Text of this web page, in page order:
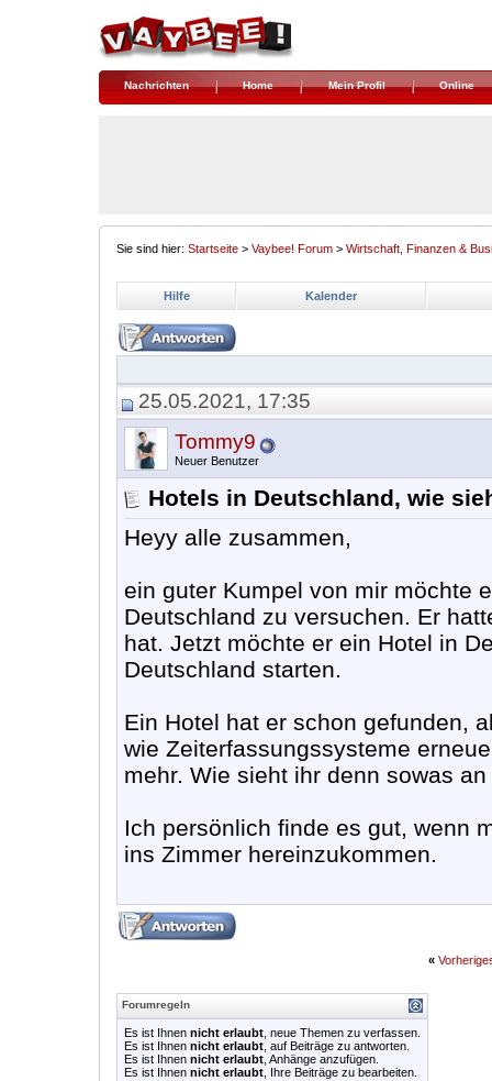
Nachrichten Home Mein Profil Online
Sie sind hier: Startseite > Vaybee! Forum > Wirtschaft, Finanzen &
Hilfe Kalender
25.05.2021, 17:35
Tommy9
Neuer Benutzer
Hotels in Deutschland, wie
Heyy alle zusammen,
ein guter Kumpel von mir möchte
Deutschland zu versuchen. Er
hat. Jetzt möchte er ein Hotel in
Deutschland starten.
Ein Hotel hat er schon gefunden,
wie Zeiterfassungssysteme
mehr. Wie sieht ihr denn sowas
Ich persönlich finde es gut, wenn
ins Zimmer hereinzukommen.
«
Forumregeln
Es ist Ihnen nicht erlaubt , neue Themen zu verfassen.
Es ist Ihnen nicht erlaubt , auf Beiträge zu antworten.
Es ist Ihnen nicht erlaubt , Anhänge anzufügen.
Es ist Ihnen nicht erlaubt , Ihre Beiträge zu bearbeiten.